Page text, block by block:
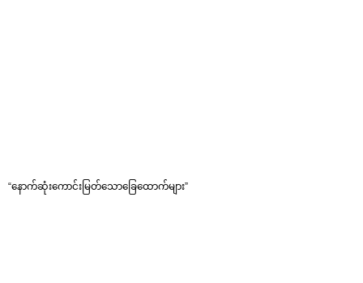
“နောက်ဆုံးကောင်းမြတ်သောခြေထောက်များ”